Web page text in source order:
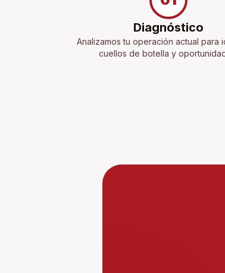
Diagnóstico
Analizamos tu operación actual para
cuellos de botella y